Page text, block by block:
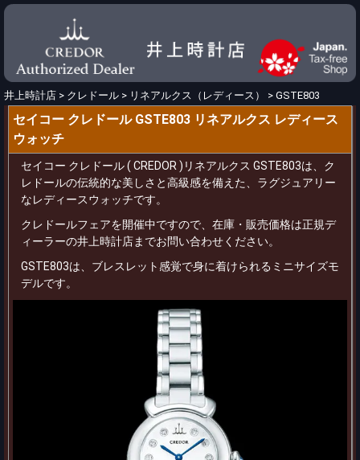
井上時計店 > クレドール > リネアルクス（レディース） > GSTE803
セイコー クレドール GSTE803 リネアルクス レディース
ウォッチ
セイコー クレドール ( CREDOR )リネアルクス GSTE803は、ク
レドールの伝統的な美しさと高級感を備えた、ラグジュアリー
なレディースウォッチです。
クレドールフェアを開催中ですので、在庫・販売価格は正規デ
ィーラーの井上時計店までお問い合わせください。
GSTE803は、ブレスレット感覚で身に着けられるミニサイズモ
デルです。